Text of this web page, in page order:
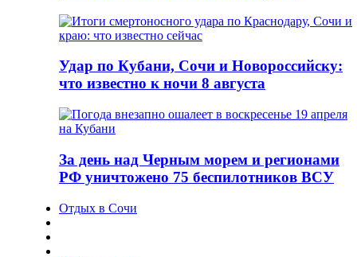
Удар по Кубани, Сочи и Новороссийску:
что известно к ночи 8 августа
За день над Черным морем и регионами
РФ уничтожено 75 беспилотников ВСУ
Отдых в Сочи